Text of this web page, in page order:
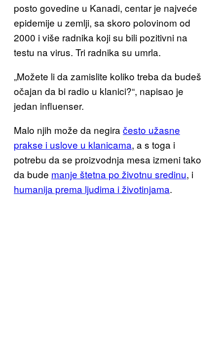
posto govedine u Kanadi, centar je najveće
epidemije u zemlji, sa skoro polovinom od
2000 i više radnika koji su bili pozitivni na
testu na virus. Tri radnika su umrla.
„Možete li da zamislite koliko treba da budeš
očajan da bi radio u klanici?“, napisao je
jedan influenser.
Malo njih može da negira često užasne
prakse i uslove u klanicama, a s toga i
potrebu da se proizvodnja mesa izmeni tako
da bude manje štetna po životnu sredinu, i
humanija prema ljudima i životinjama.